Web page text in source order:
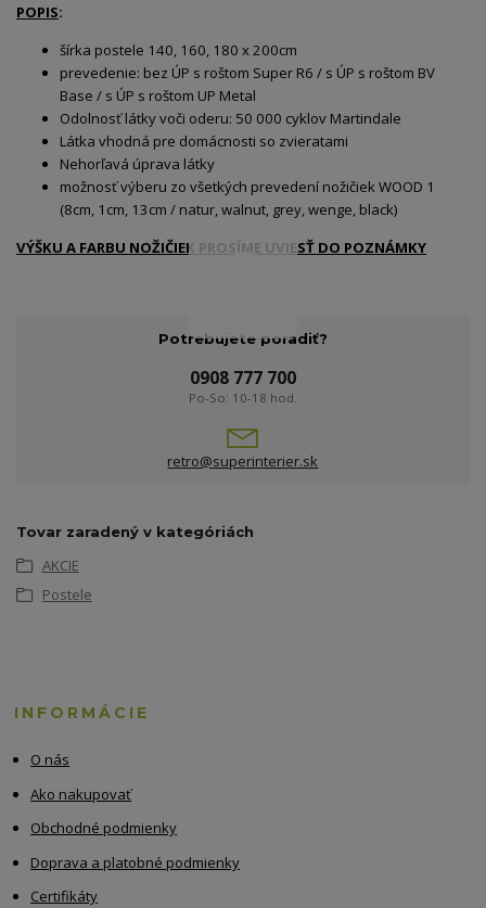
POPIS:
šírka postele 140, 160, 180 x 200cm
prevedenie: bez ÚP s roštom Super R6 / s ÚP s roštom BV
Base / s ÚP s roštom UP Metal
Odolnosť látky voči oderu: 50 000 cyklov Martindale
Látka vhodná pre domácnosti so zvieratami
Nehorľavá úprava látky
možnosť výberu zo všetkých prevedení nožičiek WOOD 1
(8cm, 1cm, 13cm / natur, walnut, grey, wenge, black)
VÝŠKU A FARBU NOŽIČIEK PROSÍME UVIESŤ DO POZNÁMKY
Potrebujete poradiť?
0908 777 700
Po-So: 10-18 hod.
retro@superinterier.sk
Tovar zaradený v kategóriách
AKCIE
Postele
INFORMÁCIE
O nás
Ako nakupovať
Obchodné podmienky
Doprava a platobné podmienky
Certifikáty